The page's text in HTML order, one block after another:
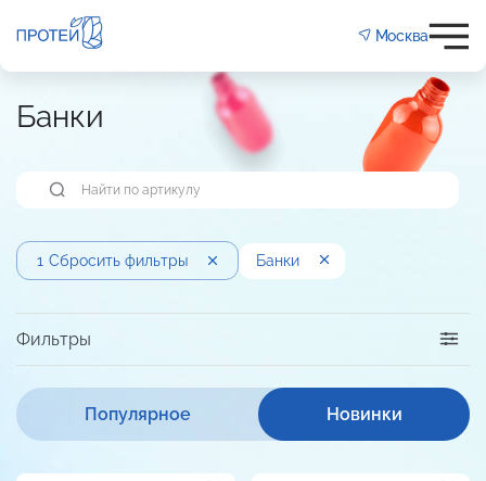
Москва
Банки
1 Сбросить фильтры Банки
Популярное Новинки
Фильтры